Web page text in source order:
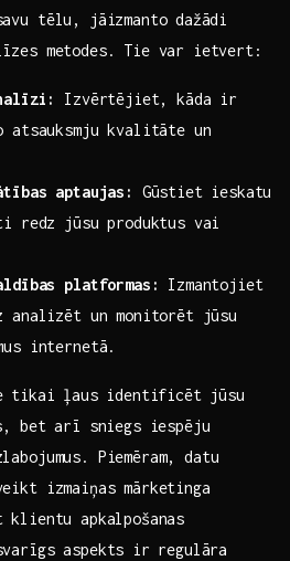
tēlu, jāizmanto⁤ dažādi
metodes. Tie var ietvert:
Izvērtējiet, kāda ir
atsauksmju kvalitāte un
aptaujas:
Gūstiet ieskatu
redz jūsu produktus vai
platformas:
Izmantojiet
analizēt un monitorēt jūsu
‍internetā.
⁣tikai ļaus identificēt jūsu
bet arī sniegs iespēju
Piemēram, datu
izmaiņas mārketinga
apkalpošanas
aspekts ir ⁣regulāra